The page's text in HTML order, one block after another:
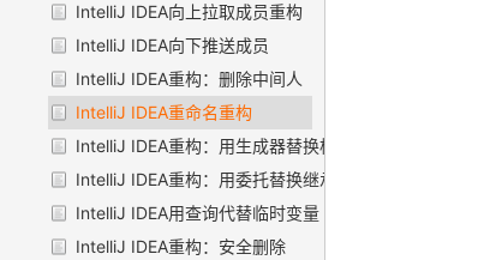
IntelliJ IDEA向上拉取成员重构
IntelliJ IDEA向下推送成员
IntelliJ IDEA重构：删除中间人
IntelliJ IDEA重命名重构
IntelliJ IDEA重构：用生成器替换构造函数
IntelliJ IDEA重构：用委托替换继承
IntelliJ IDEA用查询代替临时变量
IntelliJ IDEA重构：安全删除